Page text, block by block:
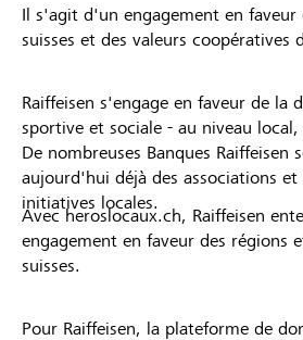
Il s'agit d'un engagement en faveur
suisses et des valeurs coopératives
Raiffeisen s'engage en faveur de la
sportive et sociale - au niveau
De nombreuses Banques Raiffeisen
aujourd'hui déjà des associations
initiatives locales.
Avec heroslocaux.ch, Raiffeisen
engagement en faveur des régions
suisses.
Pour Raiffeisen, la plateforme de